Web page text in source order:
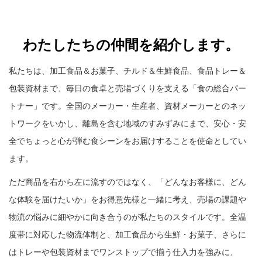
わたしたちの仲間を紹介します。
私たちは、加工食品＆お菓子、チルド＆生鮮食品、食品トレー＆
包装資材まで、毎日の食卓と売場づくりを支える「食の総合パー
トナー」です。全国のメーカー・生産者、資材メーカーとのネッ
トワークをいかし、離島を含む地域のすみずみにまで、安心・安
全でちょっと心が弾む食シーンをお届けすることを使命としてい
ます。
ただ商品を右から左に流すのではなく、「どんなお客様に、どん
な体験を届けたいか」をお得意先様と一緒に考え、売場の課題や
物流の悩みに細やかに向き合うのが私たちのスタイルです。全温
度帯に対応した物流体制と、加工食品から生鮮・お菓子、さらに
はトレーや包装資材までワンストップで揃う仕入力を強みに、